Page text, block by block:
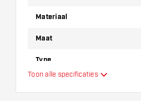
Materiaal
Maat
Type
Toon alle specificaties